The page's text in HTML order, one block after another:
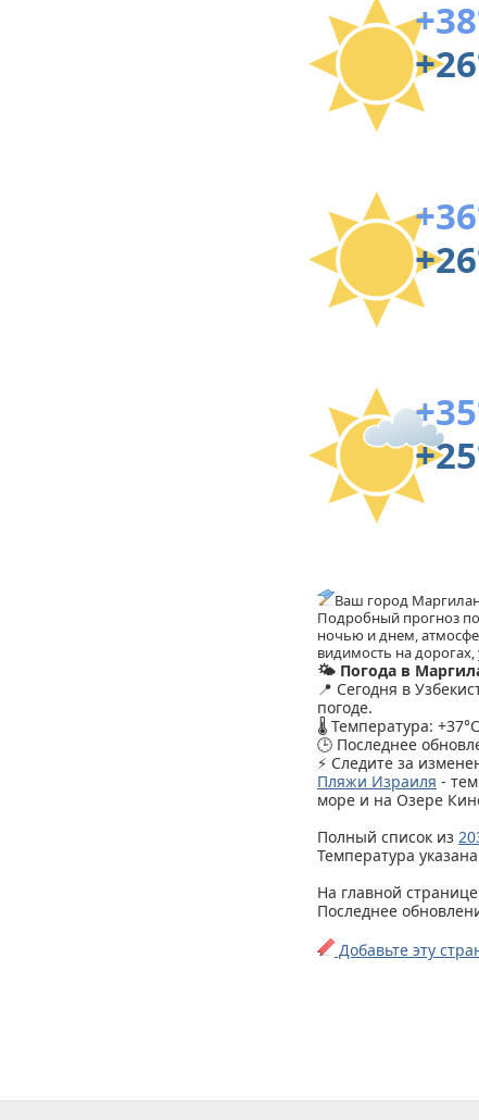
Ваш город
Подробный прогноз
ночью и днем,
видимость на
🌤️ Погода в
📍 Сегодня в
погоде.
🌡️ Температура:
🕒 Последнее
⚡ Следите за
Пляжи Израиля -
море и на Озере
Полный список из
Температура
На главной странице
Последнее
Добавьте эту